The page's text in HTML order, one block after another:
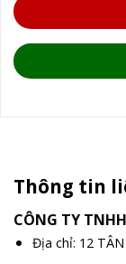
Thông tin
CÔNG TY
Địa chỉ: 12